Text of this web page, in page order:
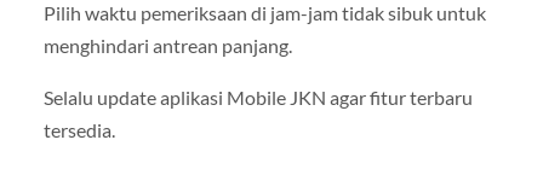
Pilih waktu pemeriksaan di jam-jam tidak sibuk untuk
menghindari antrean panjang.
Selalu update aplikasi Mobile JKN agar fitur terbaru
tersedia.